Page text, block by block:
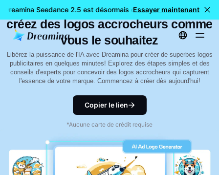
Seedance 2.5 est désormais disponible 🎉
Essayer maintenant
Générateur de logo publicitaire IA :
créez des logos accrocheurs comme
vous le souhaitez
Libérez la puissance de l'IA avec Dreamina pour créer de superbes logos
publicitaires en quelques minutes! Explorez des étapes simples et des
conseils d'experts pour concevoir des logos accrocheurs qui capturent
l'essence de votre marque. Commencez à créer dès aujourd'hui!
Copier le lien
*Aucune carte de crédit requise